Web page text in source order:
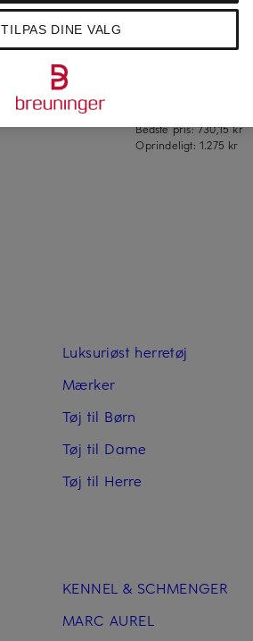
Marlene-bukser i
flannel med
2.455 kr
Marlene-bukser
Bedste pris:730,15 kr
Oprindeligt: 1.275 kr
Luksuriøst herretøj
Mærker
Tøj til Børn
Tøj til Dame
Tøj til Herre
KENNEL & SCHMENGER
MARC AUREL
TILPAS DINE VALG